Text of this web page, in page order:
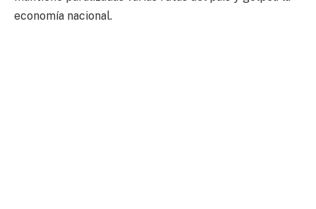
economía nacional.